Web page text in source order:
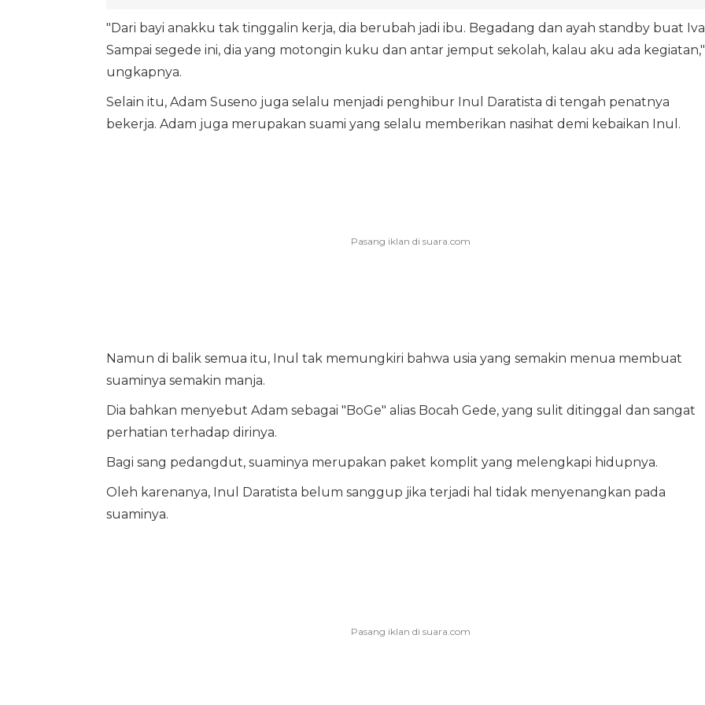
"Dari bayi anakku tak tinggalin kerja, dia berubah jadi ibu. Begadang dan ayah standby buat
Sampai segede ini, dia yang motongin kuku dan antar jemput sekolah, kalau aku ada kegiatan,"
ungkapnya.
Selain itu, Adam Suseno juga selalu menjadi penghibur Inul Daratista di tengah penatnya
bekerja. Adam juga merupakan suami yang selalu memberikan nasihat demi kebaikan Inul.
Namun di balik semua itu, Inul tak memungkiri bahwa usia yang semakin menua membuat
suaminya semakin manja.
Dia bahkan menyebut Adam sebagai "BoGe" alias Bocah Gede, yang sulit ditinggal dan sangat
perhatian terhadap dirinya.
Bagi sang pedangdut, suaminya merupakan paket komplit yang melengkapi hidupnya.
Oleh karenanya, Inul Daratista belum sanggup jika terjadi hal tidak menyenangkan pada
suaminya.